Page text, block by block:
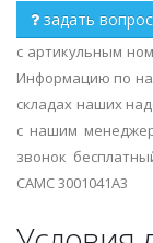
задать вопрос
с артикульным
Информацию по
складах наших
с нашим
звонок
CAMC 3001041A3